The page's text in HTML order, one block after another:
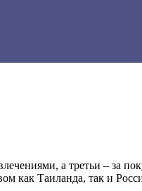
а третьи – за
как Таиланда, так и